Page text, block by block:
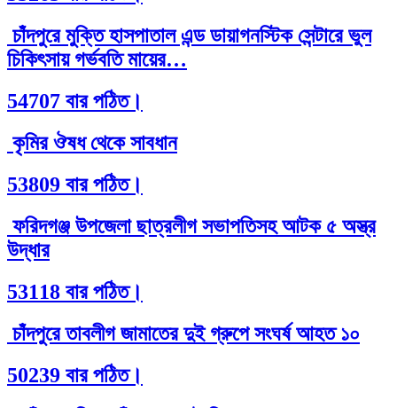
চাঁদপুরে মুক্তি হাসপাতাল এন্ড ডায়াগনস্টিক সেন্টারে ভুল
চিকিৎসায় গর্ভবতি মায়ের…
54707 বার পঠিত।
কৃমির ঔষধ থেকে সাবধান
53809 বার পঠিত।
ফরিদগঞ্জ উপজেলা ছাত্রলীগ সভাপতিসহ আটক ৫ অস্ত্র
উদ্ধার
53118 বার পঠিত।
চাঁদপুরে তাবলীগ জামাতের দুই গ্রুপে সংঘর্ষ আহত ১০
50239 বার পঠিত।